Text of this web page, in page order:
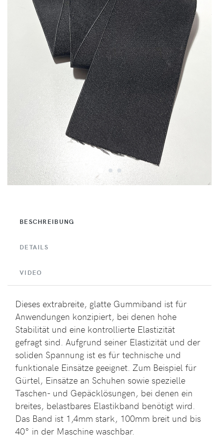
BESCHREIBUNG
DETAILS
VIDEO
Dieses extrabreite, glatte Gummiband ist für
Anwendungen konzipiert, bei denen hohe
Stabilität und eine kontrollierte Elastizität
gefragt sind. Aufgrund seiner Elastizität und der
soliden Spannung ist es für technische und
funktionale Einsätze geeignet. Zum Beispiel für
Gürtel, Einsätze an Schuhen sowie spezielle
Taschen- und Gepäcklösungen, bei denen ein
breites, belastbares Elastikband benötigt wird.
Das Band ist 1,4mm stark, 100mm breit und bis
40° in der Maschine waschbar.